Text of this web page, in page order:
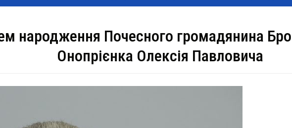
народження Почесного громадянина
Онопрієнка Олексія Павловича